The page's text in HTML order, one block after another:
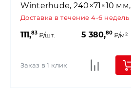
Winterhude, 240×71×10 мм,
ABC Klinkergruppe
Доставка в течение 4-6 недель
111,83₽/шт. 5 380,80₽/м²
Заказ в 1 клик